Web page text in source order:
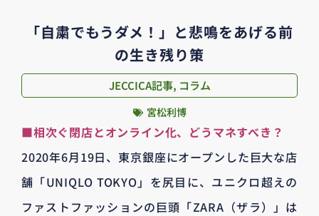
「自粛でもうダメ！」と悲鳴をあげる前
の生き残り策
JECCICA記事, コラム
宮松利博
■相次ぐ閉店とオンライン化、どうマネすべき？
2020年6月19日、東京銀座にオープンした巨大な店
舗「UNIQLO TOKYO」を尻目に、ユニクロ超えの
ファストファッションの巨頭「ZARA（ザラ）」は